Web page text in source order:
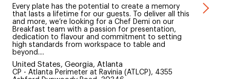
Every plate has the potential to create a memory
that lasts a lifetime for our guests. To deliver all this
and more, we’re looking for a Chef Demi on our
Breakfast team with a passion for presentation,
dedication to flavour and commitment to setting
high standards from workspace to table and
beyond....
United States, Georgia, Atlanta
CP - Atlanta Perimeter at Ravinia (ATLCP), 4355